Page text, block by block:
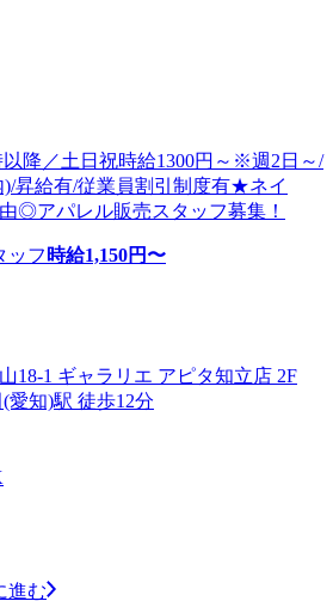
以降／土日祝時給1300円～※週2日～/
昇給有/従業員割引制度有★ネイ
◎アパレル販売スタッフ募集！
ッフ 時給1,150円〜
18-1 ギャラリエ アピタ知立店 2F
愛知)駅 徒歩12分
進む